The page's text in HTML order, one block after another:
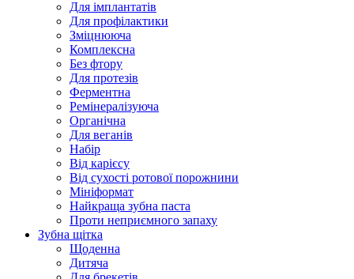
Для імплантатів
Для профілактики
Зміцнююча
Комплексна
Без фтору
Для протезів
Ферментна
Ремінералізуюча
Органічна
Для веганів
Набір
Від карієсу
Від сухості ротової порожнини
Мініформат
Найкраща зубна паста
Проти неприємного запаху
Зубна щітка
Щоденна
Дитяча